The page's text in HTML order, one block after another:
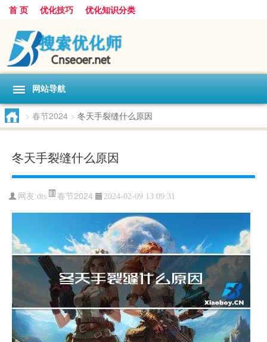
首 页 优化技巧 优化知识分类
网站导航
> 春节2024 > 冬天手裂缝什么原因
冬天手裂缝什么原因
网友:dts 春节2024 2024-02-09 13:09:31